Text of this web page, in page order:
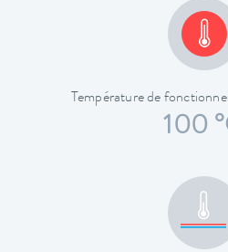
Température de
100